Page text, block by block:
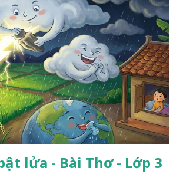
lửa - Bài Thơ - Lớp 3